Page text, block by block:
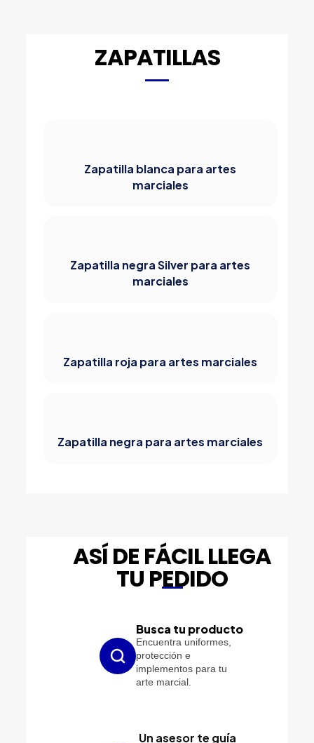
ZAPATILLAS
Zapatilla blanca para artes
marciales
Zapatilla negra Silver para artes
marciales
Zapatilla roja para artes marciales
Zapatilla negra para artes marciales
ASÍ DE FÁCIL LLEGA
TU PEDIDO
Busca tu producto
Encuentra uniformes,
protección e
implementos para tu
arte marcial.
Un asesor te guía